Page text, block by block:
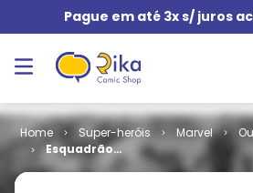
Pague em até 3x s/ juros
Super-heróis Marvel
Esquadrão
Mata-Skrull